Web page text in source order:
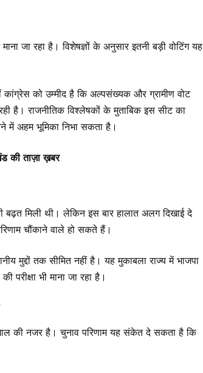
जा रहा है। विशेषज्ञों के अनुसार इतनी बड़ी वोटिंग यह
कांग्रेस को उम्मीद है कि अल्पसंख्यक और ग्रामीण वोट
है। राजनीतिक विश्लेषकों के मुताबिक इस सीट का
में अहम भूमिका निभा सकता है।
ताज़ा ख़बर
बढ़त मिली थी। लेकिन इस बार हालात अलग दिखाई दे
चौंकाने वाले हो सकते हैं।
मुद्दों तक सीमित नहीं है। यह मुकाबला राज्य में भाजपा
भी माना जा रहा है।
की नजर है। चुनाव परिणाम यह संकेत दे सकता है कि